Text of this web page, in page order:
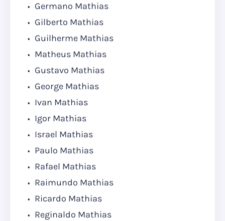
Germano Mathias
Gilberto Mathias
Guilherme Mathias
Matheus Mathias
Gustavo Mathias
George Mathias
Ivan Mathias
Igor Mathias
Israel Mathias
Paulo Mathias
Rafael Mathias
Raimundo Mathias
Ricardo Mathias
Reginaldo Mathias